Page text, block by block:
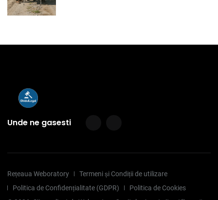
Unde ne gasesti
Rețeaua Weboratory
Termeni și Condiții de utilizare
Politica de Confidențialitate (GDPR)
Politica de Cookies